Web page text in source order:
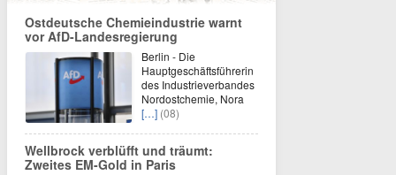
Ostdeutsche Chemieindustrie warnt
vor AfD-Landesregierung
Berlin - Die
Hauptgeschäftsführerin
des Industrieverbandes
Nordostchemie, Nora
[…] (08)
Wellbrock verblüfft und träumt:
Zweites EM-Gold in Paris